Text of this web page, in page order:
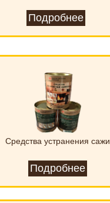
Подробнее
Средства устранения сажи
Подробнее